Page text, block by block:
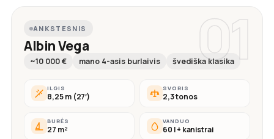
01
ANKSTESNIS
Albin Vega
~10 000 € mano 4-asis burlaivis švediška klasika
ILGIS
8,25 m (27′)
SVORIS
2,3 tonos
BURĖS
27 m²
VANDUO
60 l + kanistrai